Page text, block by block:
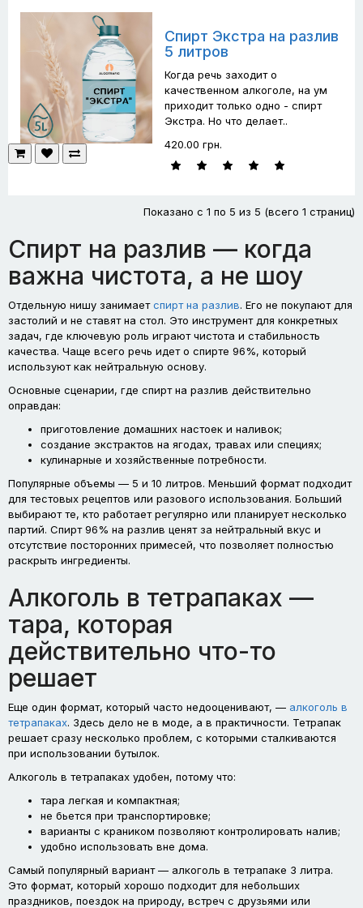
Спирт Экстра на разлив
5 литров
Когда речь заходит о
качественном алкоголе, на ум
приходит только одно - спирт
Экстра. Но что делает..
420.00 грн.
Показано с 1 по 5 из 5 (всего 1 страниц)
Спирт на разлив — когда
важна чистота, а не шоу
Отдельную нишу занимаетспирт на разлив. Его не покупают для
застолий и не ставят на стол. Это инструмент для конкретных
задач, где ключевую роль играют чистота и стабильность
качества. Чаще всего речь идет о спирте 96%, который
используют как нейтральную основу.
Основные сценарии, где спирт на разлив действительно
оправдан:
приготовление домашних настоек и наливок;
создание экстрактов на ягодах, травах или специях;
кулинарные и хозяйственные потребности.
Популярные объемы — 5 и 10 литров. Меньший формат подходит
для тестовых рецептов или разового использования. Больший
выбирают те, кто работает регулярно или планирует несколько
партий. Спирт 96% на разлив ценят за нейтральный вкус и
отсутствие посторонних примесей, что позволяет полностью
раскрыть ингредиенты.
Алкоголь в тетрапаках —
тара, которая
действительно что-то
решает
Еще один формат, который часто недооценивают, — алкоголь в
тетрапаках. Здесь дело не в моде, а в практичности. Тетрапак
решает сразу несколько проблем, с которыми сталкиваются
при использовании бутылок.
Алкоголь в тетрапаках удобен, потому что:
тара легкая и компактная;
не бьется при транспортировке;
варианты с краником позволяют контролировать налив;
удобно использовать вне дома.
Самый популярный вариант — алкоголь в тетрапаке 3 литра.
Это формат, который хорошо подходит для небольших
праздников, поездок на природу, встреч с друзьями или